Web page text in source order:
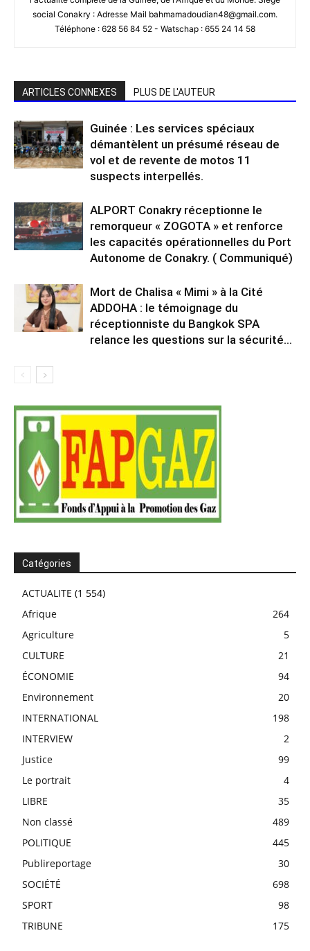
social Conakry : Adresse Mail bahmamadoudian48@gmail.com.
Téléphone : 628 56 84 52 - Watschap : 655 24 14 58
ARTICLES CONNEXES PLUS DE L'AUTEUR
Guinée : Les services spéciaux
démantèlent un présumé réseau de
vol et de revente de motos 11
suspects interpellés.
ALPORT Conakry réceptionne le
remorqueur « ZOGOTA » et renforce
les capacités opérationnelles du Port
Autonome de Conakry. ( Communiqué)
Mort de Chalisa « Mimi » à la Cité
ADDOHA : le témoignage du
réceptionniste du Bangkok SPA
relance les questions sur la sécurité...
Catégories
ACTUALITE (1 554)
Afrique
264
Agriculture
5
CULTURE
21
ÉCONOMIE
94
Environnement
20
INTERNATIONAL
198
INTERVIEW
2
Justice
99
Le portrait
4
LIBRE
35
Non classé
489
POLITIQUE
445
Publireportage
30
SOCIÉTÉ
698
SPORT
98
TRIBUNE
175